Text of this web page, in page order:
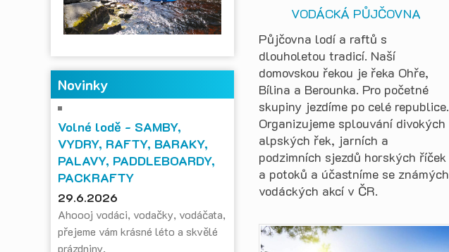
Novinky
Volné lodě - SAMBY,
VYDRY, RAFTY, BARAKY,
PALAVY, PADDLEBOARDY,
PACKRAFTY
29.6.2026
Ahoooj vodáci, vodačky, vodáčata,
přejeme vám krásné léto a skvělé
prázdniny.
VODÁCKÁ PŮJČOVNA
Půjčovna lodí a raftů s
dlouholetou tradicí. Naší
domovskou řekou je řeka Ohře,
Bílina a Berounka. Pro početné
skupiny jezdíme po celé republice.
Organizujeme splouvání divokých
alpských řek, jarních a
podzimních sjezdů horských říček
a potoků a účastníme se známých
vodáckých akcí v ČR.